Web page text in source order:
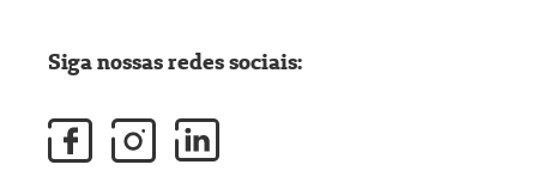
Siga nossas redes sociais: